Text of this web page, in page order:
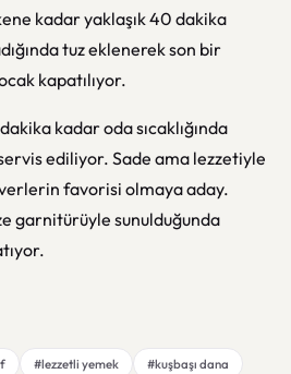
kadar yaklaşık 40 dakika
tuz eklenerek son bir
kapatılıyor.
kadar oda sıcaklığında
ediliyor. Sade ama lezzetiyle
favorisi olmaya aday.
garnitürüyle sunulduğunda
#lezzetli yemek
#kuşbaşı dana